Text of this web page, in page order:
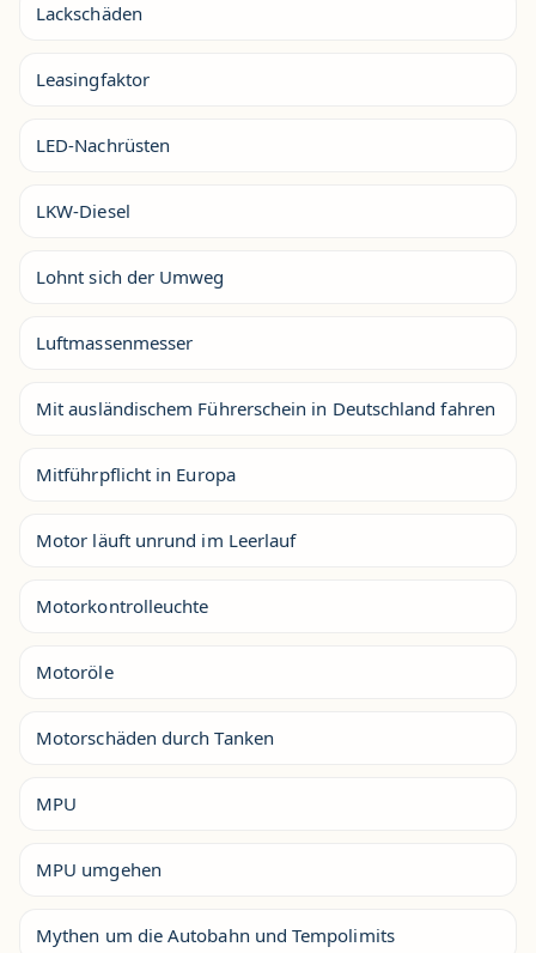
Lackschäden
Leasingfaktor
LED-Nachrüsten
LKW-Diesel
Lohnt sich der Umweg
Luftmassenmesser
Mit ausländischem Führerschein in Deutschland fahren
Mitführpflicht in Europa
Motor läuft unrund im Leerlauf
Motorkontrolleuchte
Motoröle
Motorschäden durch Tanken
MPU
MPU umgehen
Mythen um die Autobahn und Tempolimits